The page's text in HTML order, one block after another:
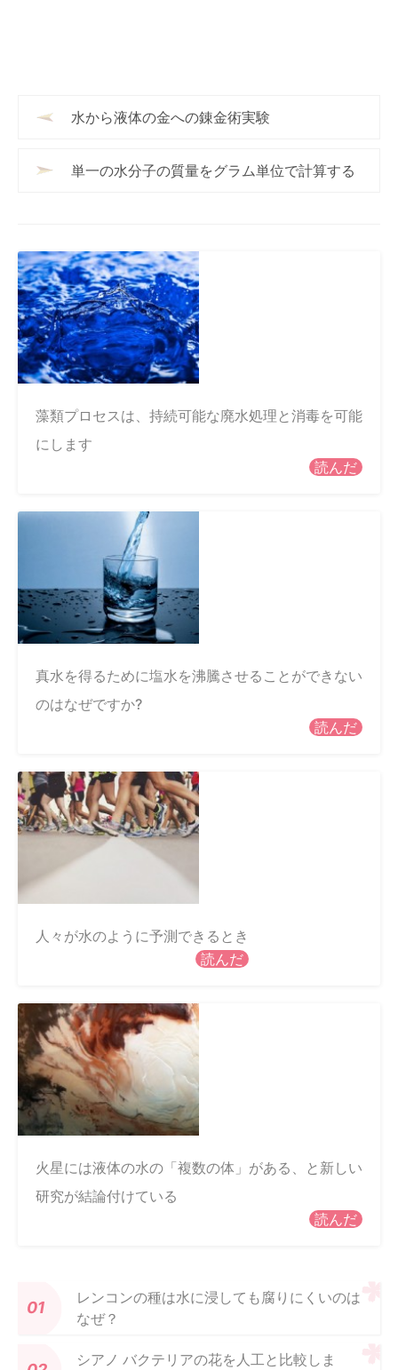
水から液体の金への錬金術実験
単一の水分子の質量をグラム単位で計算する
藻類プロセスは、持続可能な廃水処理と消毒を可能
にします
読んだ
真水を得るために塩水を沸騰させることができない
のはなぜですか?
読んだ
人々が水のように予測できるとき
読んだ
火星には液体の水の「複数の体」がある、と新しい
研究が結論付けている
読んだ
レンコンの種は水に浸しても腐りにくいのは
なぜ？
シアノ バクテリアの花を人工と比較しま